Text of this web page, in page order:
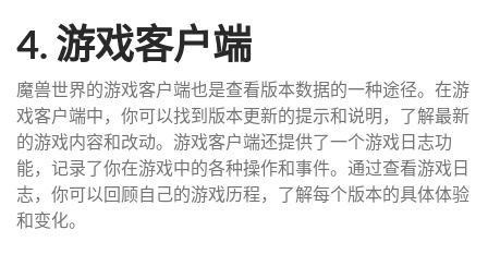
4. 游戏客户端
魔兽世界的游戏客户端也是查看版本数据的一种途径。在游
戏客户端中，你可以找到版本更新的提示和说明，了解最新
的游戏内容和改动。游戏客户端还提供了一个游戏日志功
能，记录了你在游戏中的各种操作和事件。通过查看游戏日
志，你可以回顾自己的游戏历程，了解每个版本的具体体验
和变化。